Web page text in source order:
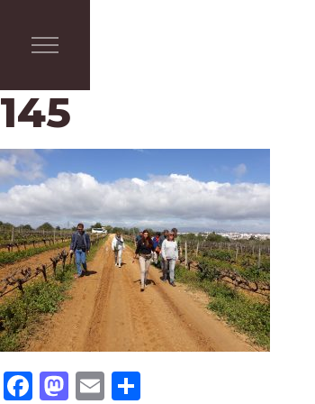
145
Facebook
Mastodon
Email